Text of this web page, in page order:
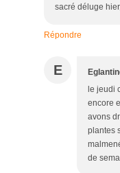
sacré déluge
Répondre
E
le jeudi
encore
avons
plantes
de